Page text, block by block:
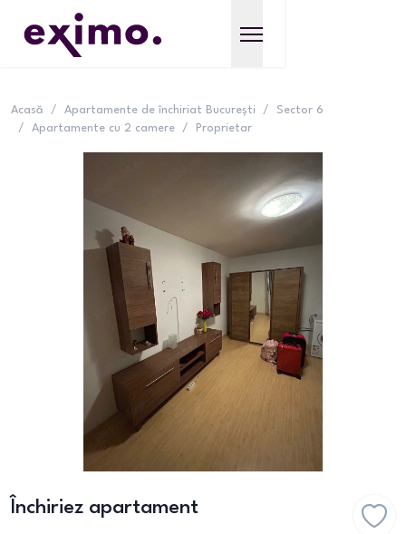
Acasă / Apartamente de închiriat București /
Sector 6
/
Apartamente cu 2 camere / Proprietar
Închiriez apartament